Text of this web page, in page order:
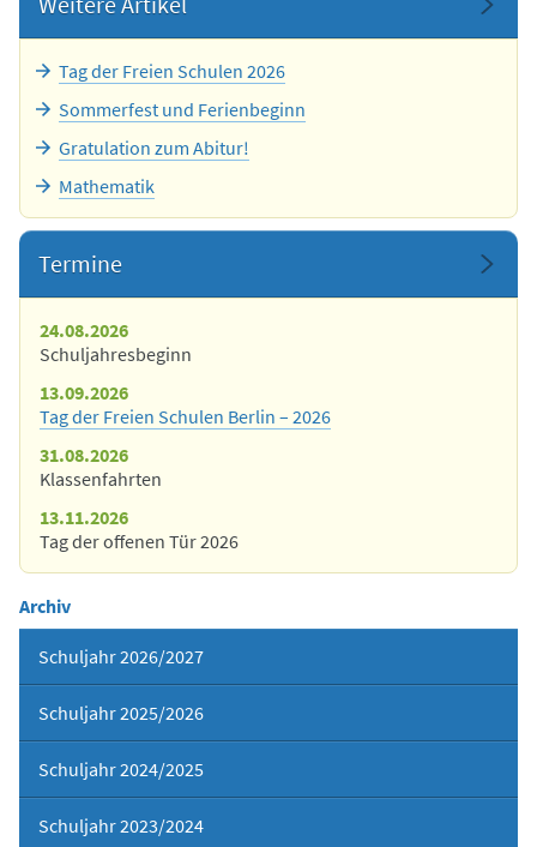
Tag der Freien Schulen 2026
Sommerfest und Ferienbeginn
Gratulation zum Abitur!
Mathematik
Termine
24.08.2026
Schuljahresbeginn
13.09.2026
Tag der Freien Schulen Berlin – 2026
31.08.2026
Klassenfahrten
13.11.2026
Tag der offenen Tür 2026
Archiv
Schuljahr 2026/2027
Schuljahr 2025/2026
Schuljahr 2024/2025
Schuljahr 2023/2024